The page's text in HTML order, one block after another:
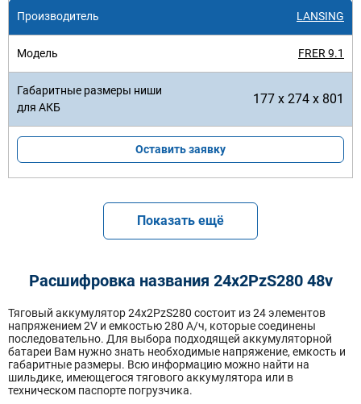
LANSING
FRER 9.1
177 x 274 x 801
Оставить заявку
Показать ещё
Расшифровка названия 24х2PzS280 48v
Тяговый аккумулятор 24x2PzS280 состоит из 24 элементов
напряжением 2V и емкостью 280 А/ч, которые соединены
последовательно. Для выбора подходящей аккумуляторной
батареи Вам нужно знать необходимые напряжение, емкость и
габаритные размеры. Всю информацию можно найти на
шильдике, имеющегося тягового аккумулятора или в
техническом паспорте погрузчика.